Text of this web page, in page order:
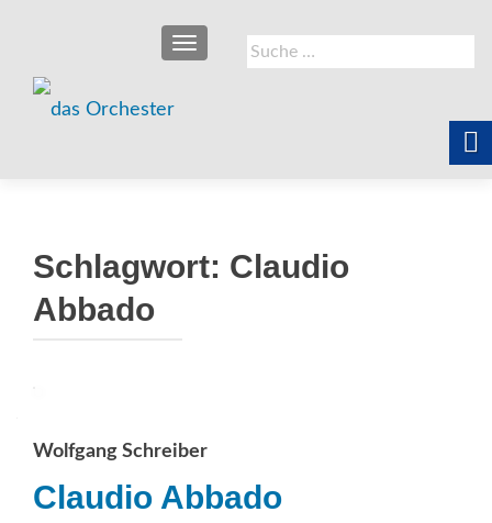
Suche
nach:
SCHALTE NAVIGATION
Schlagwort: Claudio
Abbado
Wolfgang Schreiber
Claudio Abbado